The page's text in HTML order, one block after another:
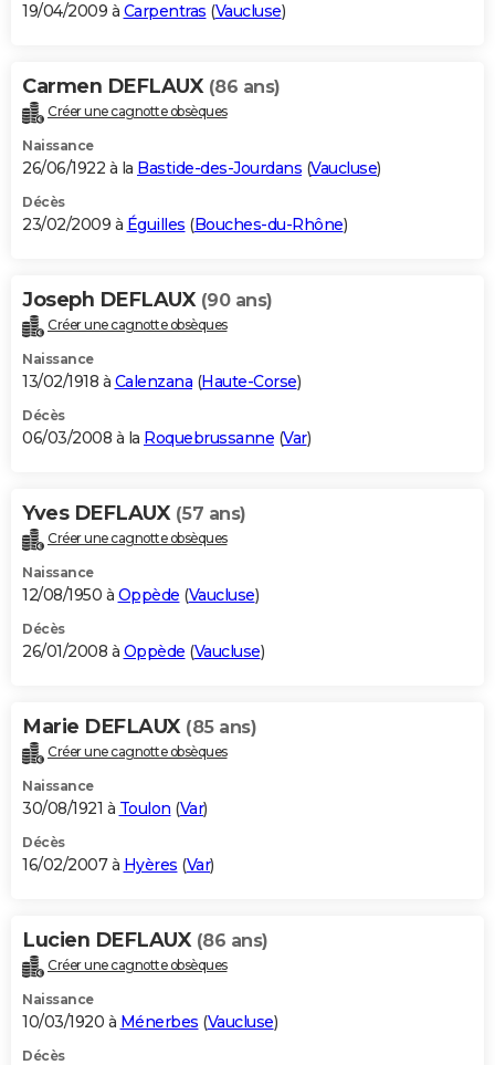
19/04/2009 à Carpentras (Vaucluse)
Carmen DEFLAUX (86 ans)
Créer une cagnotte obsèques
Naissance
26/06/1922 à la Bastide-des-Jourdans (Vaucluse)
Décès
23/02/2009 à Éguilles (Bouches-du-Rhône)
Joseph DEFLAUX (90 ans)
Créer une cagnotte obsèques
Naissance
13/02/1918 à Calenzana (Haute-Corse)
Décès
06/03/2008 à la Roquebrussanne (Var)
Yves DEFLAUX (57 ans)
Créer une cagnotte obsèques
Naissance
12/08/1950 à Oppède (Vaucluse)
Décès
26/01/2008 à Oppède (Vaucluse)
Marie DEFLAUX (85 ans)
Créer une cagnotte obsèques
Naissance
30/08/1921 à Toulon (Var)
Décès
16/02/2007 à Hyères (Var)
Lucien DEFLAUX (86 ans)
Créer une cagnotte obsèques
Naissance
10/03/1920 à Ménerbes (Vaucluse)
Décès